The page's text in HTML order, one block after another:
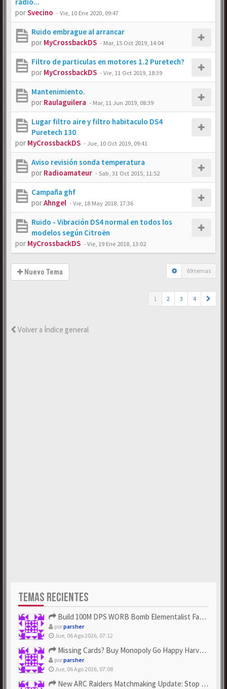
porSvecino -Vie, 10 Ene 2020, 09:47
Ruido embrague al arrancar
por MyCrossbackDS - Mar, 15 Oct 2019, 14:04
Filtro de particulas en motores 1.2 Puretech?
por MyCrossbackDS -Vie, 11 Oct 2019, 18:39
Mantenimiento.
por Raulaguilera - Mar, 11 Jun 2019, 08:39
Lugar filtro aire y filtro habitaculo DS4
Puretech 130
por MyCrossbackDS -Jue, 10 Oct 2019, 09:41
Aviso revisión sonda temperatura
por Radioamateur -Sab, 31 Oct 2015, 11:52
Campaña ghf
porAhngel -Vie, 18 May 2018, 17:36
Ruido - Vibración DS4 normal en todos los
modelos según Citroën
por MyCrossbackDS -Vie, 19 Ene 2018, 13:02
Nuevo Tema 69 temas
1 2 3 4
Volver a Índice general
TEMAS RECIENTES
Build 100M DPS WORB Bomb Elementalist Fast - Grab POE Curren...
porparsher
Jue, 06 Ago 2026, 07:12
Missing Cards? Buy Monopoly Go Happy Harvest with Looney Tun...
porparsher
Jue, 06 Ago 2026, 07:08
New ARC Raiders Matchmaking Update: Stop Failed - Grab Bluep...